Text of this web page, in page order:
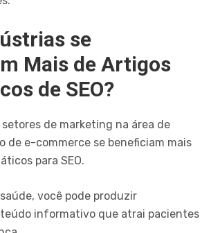
se
Mais de Artigos
de SEO?
setores de marketing na área de
de e-commerce se beneficiam mais
para SEO.
você pode produzir
informativo que atrai pacientes